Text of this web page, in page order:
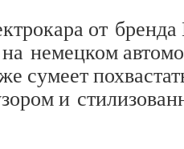
от
немецком
сумеет
и